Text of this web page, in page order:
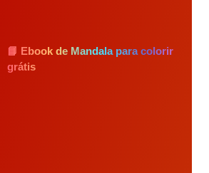
📘 Ebook de Mandala para colorir
grátis